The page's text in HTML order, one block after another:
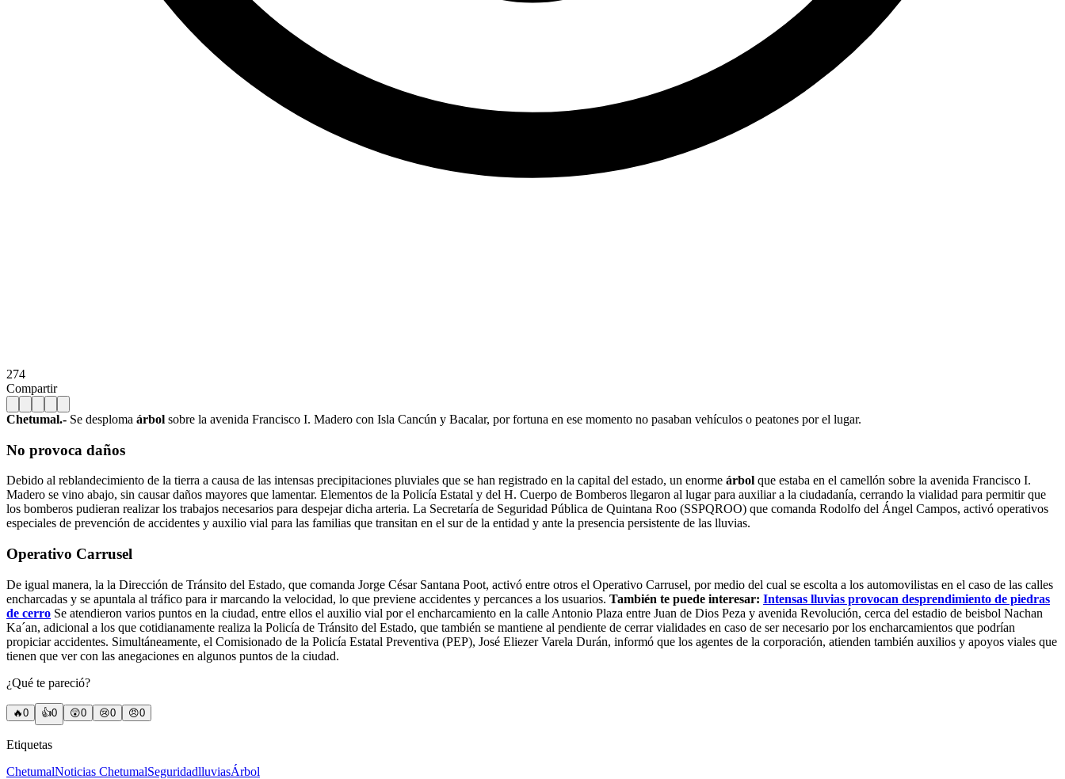
274
Compartir
Chetumal.- Se desploma árbol sobre la avenida Francisco I. Madero con Isla Cancún y Bacalar, por fortuna en ese momento no pasaban vehículos o peatones por el lugar.
No provoca daños
Debido al reblandecimiento de la tierra a causa de las intensas precipitaciones pluviales que se han registrado en la capital del estado, un enorme árbol que estaba en el camellón sobre la avenida Francisco I.
Madero se vino abajo, sin causar daños mayores que lamentar. Elementos de la Policía Estatal y del H. Cuerpo de Bomberos llegaron al lugar para auxiliar a la ciudadanía, cerrando la vialidad para permitir que
los bomberos pudieran realizar los trabajos necesarios para despejar dicha arteria. La Secretaría de Seguridad Pública de Quintana Roo (SSPQROO) que comanda Rodolfo del Ángel Campos, activó operativos
especiales de prevención de accidentes y auxilio vial para las familias que transitan en el sur de la entidad y ante la presencia persistente de las lluvias.
Operativo Carrusel
De igual manera, la la Dirección de Tránsito del Estado, que comanda Jorge César Santana Poot, activó entre otros el Operativo Carrusel, por medio del cual se escolta a los automovilistas en el caso de las calles
encharcadas y se apuntala al tráfico para ir marcando la velocidad, lo que previene accidentes y percances a los usuarios. También te puede interesar: Intensas lluvias provocan desprendimiento de piedras
de cerro Se atendieron varios puntos en la ciudad, entre ellos el auxilio vial por el encharcamiento en la calle Antonio Plaza entre Juan de Dios Peza y avenida Revolución, cerca del estadio de beisbol Nachan
Ka´an, adicional a los que cotidianamente realiza la Policía de Tránsito del Estado, que también se mantiene al pendiente de cerrar vialidades en caso de ser necesario por los encharcamientos que podrían
propiciar accidentes. Simultáneamente, el Comisionado de la Policía Estatal Preventiva (PEP), José Eliezer Varela Durán, informó que los agentes de la corporación, atienden también auxilios y apoyos viales que
tienen que ver con las anegaciones en algunos puntos de la ciudad.
¿Qué te pareció?
🔥0 👍0 😲0 😢0 😠0
Etiquetas
ChetumalNoticias ChetumalSeguridadlluviasÁrbol